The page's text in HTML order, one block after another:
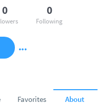
Favorites About
0 0
Following